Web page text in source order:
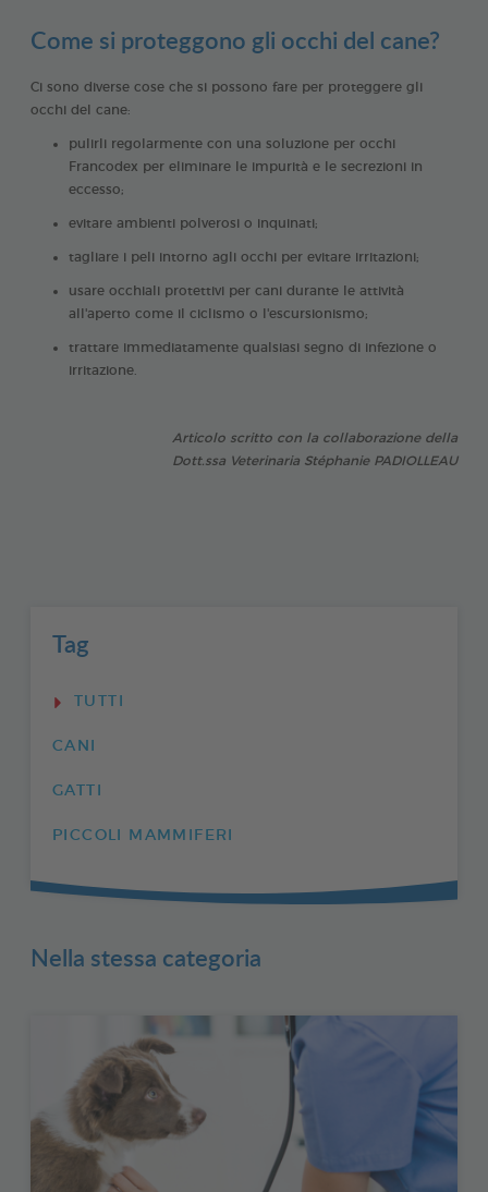
Come si proteggono gli occhi del cane?
Ci sono diverse cose che si possono fare per proteggere gli
occhi del cane:
pulirli regolarmente con una soluzione per occhi
Francodex per eliminare le impurità e le secrezioni in
eccesso;
evitare ambienti polverosi o inquinati;
tagliare i peli intorno agli occhi per evitare irritazioni;
usare occhiali protettivi per cani durante le attività
all'aperto come il ciclismo o l'escursionismo;
trattare immediatamente qualsiasi segno di infezione o
irritazione.
Articolo scritto con la collaborazione della
Dott.ssa Veterinaria Stéphanie PADIOLLEAU
Tag
TUTTI
CANI
GATTI
PICCOLI MAMMIFERI
Nella stessa categoria